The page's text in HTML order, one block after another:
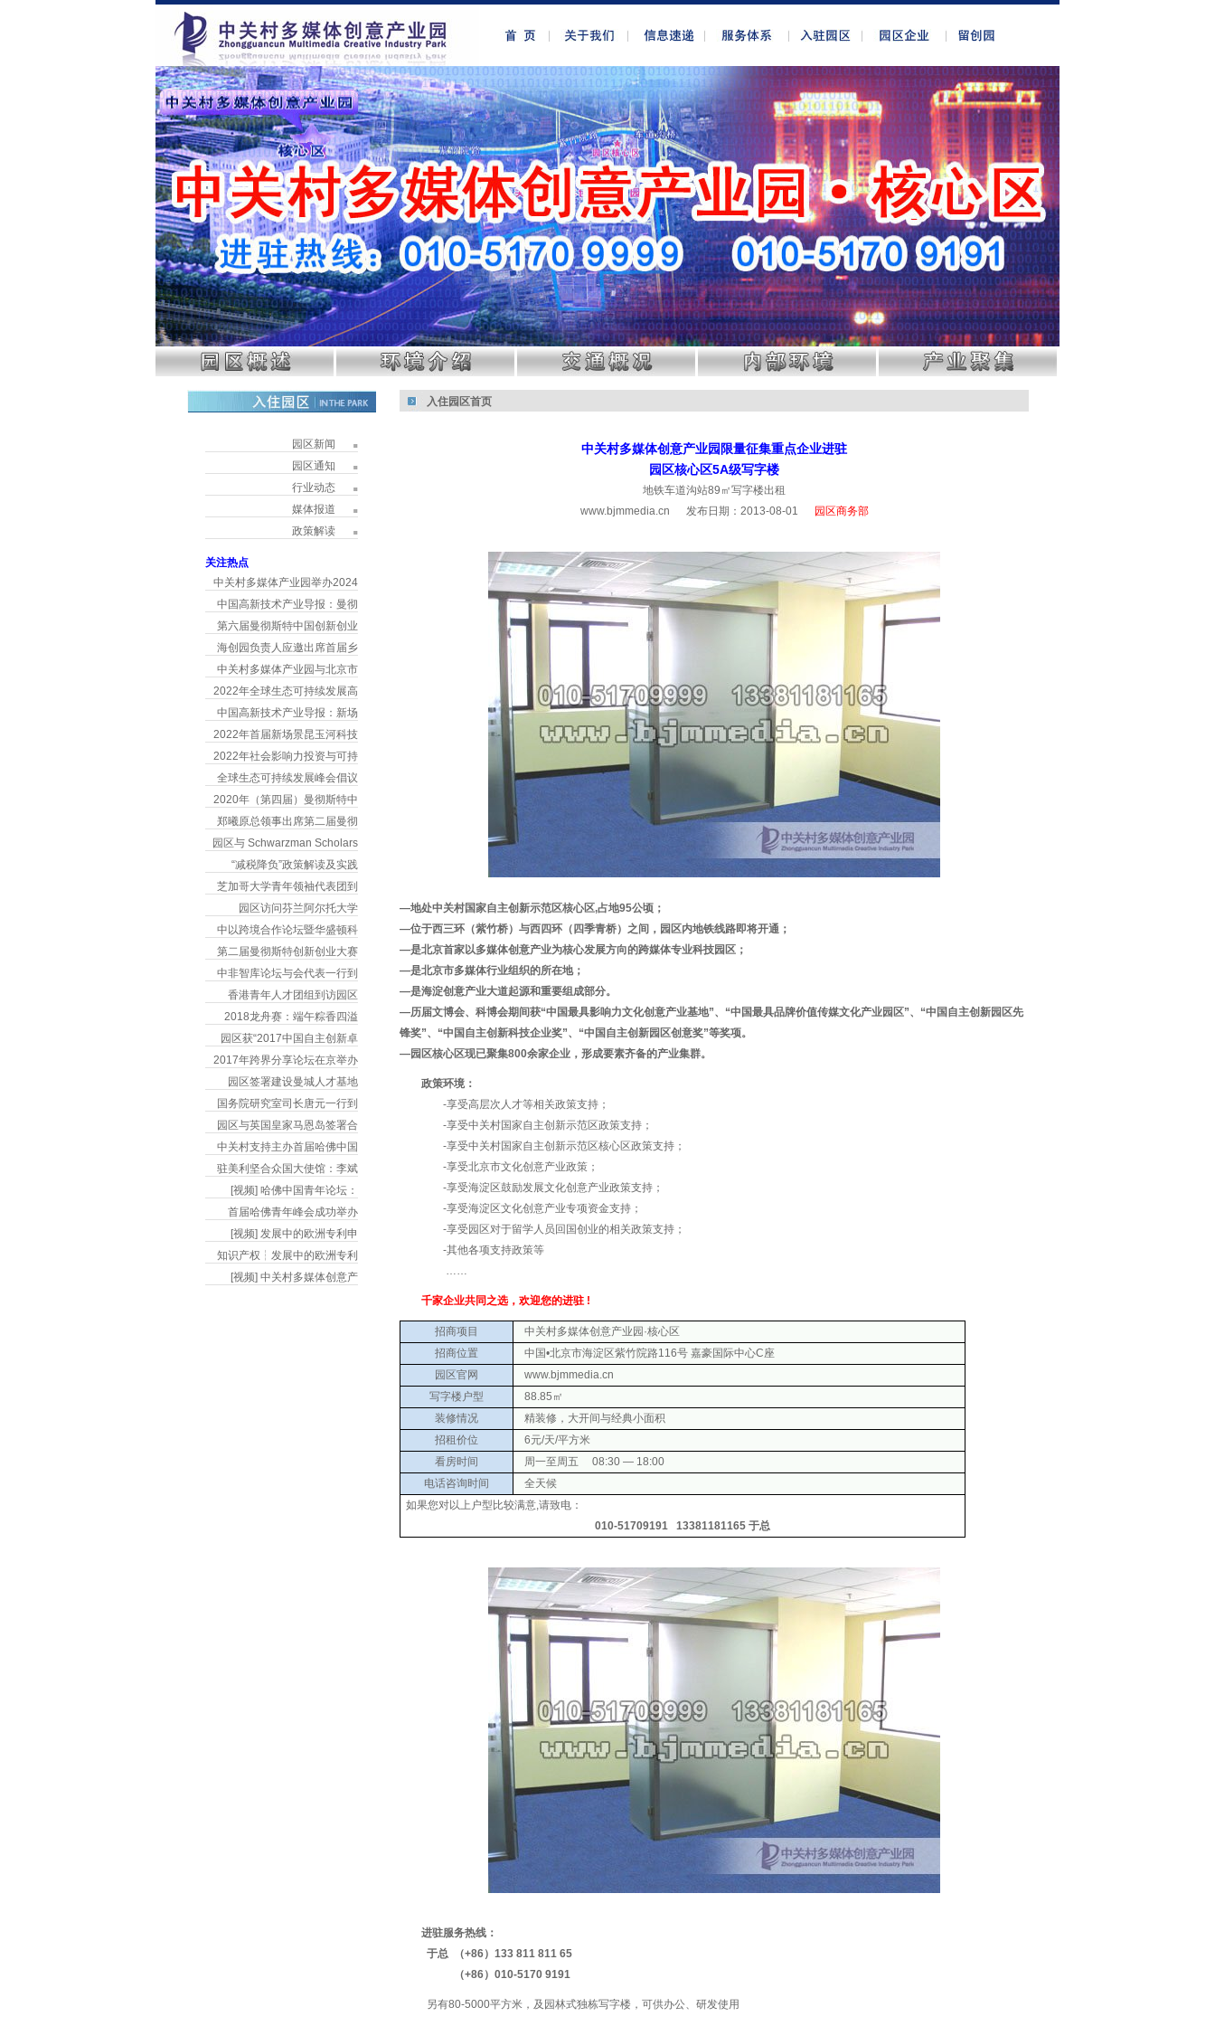
园区新闻
园区通知
行业动态
媒体报道
政策解读
关注热点
中关村多媒体产业园举办2024
中国高新技术产业导报：曼彻
第六届曼彻斯特中国创新创业
海创园负责人应邀出席首届乡
中关村多媒体产业园与北京市
2022年全球生态可持续发展高
中国高新技术产业导报：新场
2022年首届新场景昆玉河科技
2022年社会影响力投资与可持
全球生态可持续发展峰会倡议
2020年（第四届）曼彻斯特中
郑曦原总领事出席第二届曼彻
园区与 Schwarzman Scholars
“减税降负”政策解读及实践
芝加哥大学青年领袖代表团到
园区访问芬兰阿尔托大学
中以跨境合作论坛暨华盛顿科
第二届曼彻斯特创新创业大赛
中非智库论坛与会代表一行到
香港青年人才团组到访园区
2018龙舟赛：端午粽香四溢
园区获“2017中国自主创新卓
2017年跨界分享论坛在京举办
园区签署建设曼城人才基地
国务院研究室司长唐元一行到
园区与英国皇家马恩岛签署合
中关村支持主办首届哈佛中国
驻美利坚合众国大使馆：李斌
[视频] 哈佛中国青年论坛：
首届哈佛青年峰会成功举办
[视频] 发展中的欧洲专利申
知识产权┆发展中的欧洲专利
[视频] 中关村多媒体创意产
入住园区首页
中关村多媒体创意产业园限量征集重点企业进驻
园区核心区5A级写字楼
地铁车道沟站89㎡写字楼出租
www.bjmmedia.cn 发布日期：2013-08-01
园区商务部
―地处中关村国家自主创新示范区核心区,占地95公顷；
―位于西三环（紫竹桥）与西四环（四季青桥）之间，园区内地铁线路即将开通；
―是北京首家以多媒体创意产业为核心发展方向的跨媒体专业科技园区；
―是北京市多媒体行业组织的所在地；
―是海淀创意产业大道起源和重要组成部分。
―历届文博会、科博会期间获“中国最具影响力文化创意产业基地”、“中国最具品牌价值传媒文化产业园区”、“中国自主创新园区先
锋奖”、“中国自主创新科技企业奖”、“中国自主创新园区创意奖”等奖项。
―园区核心区现已聚集800余家企业，形成要素齐备的产业集群。
政策环境：
-享受高层次人才等相关政策支持；
-享受中关村国家自主创新示范区政策支持；
-享受中关村国家自主创新示范区核心区政策支持；
-享受北京市文化创意产业政策；
-享受海淀区鼓励发展文化创意产业政策支持；
-享受海淀区文化创意产业专项资金支持；
-享受园区对于留学人员回国创业的相关政策支持；
-其他各项支持政策等
……
千家企业共同之选，欢迎您的进驻 !
招商项目
中关村多媒体创意产业园·核心区
招商位置
中国•北京市海淀区紫竹院路116号 嘉豪国际中心C座
园区官网
www.bjmmedia.cn
写字楼户型
88.85㎡
装修情况
精装修，大开间与经典小面积
招租价位
6元/天/平方米
看房时间
周一至周五 08:30 — 18:00
电话咨询时间
全天候
如果您对以上户型比较满意,请致电：
010-51709191
13381181165 于总
进驻服务热线：
于总 （+86）133 811 811 65
（+86）010-5170 9191
另有80-5000平方米，及园林式独栋写字楼，可供办公、研发使用